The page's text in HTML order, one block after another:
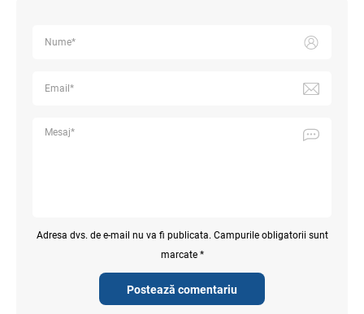
Postează comentariu
Adresa dvs. de e-mail nu va fi publicata. Campurile obligatorii sunt
marcate *